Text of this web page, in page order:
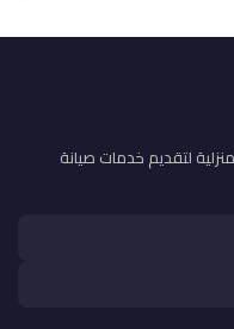
لتقديم خدمات صيانة